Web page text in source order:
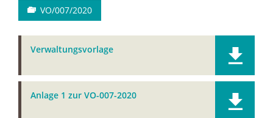
VO/007/2020
Verwaltungsvorlage
Anlage 1 zur VO-007-2020